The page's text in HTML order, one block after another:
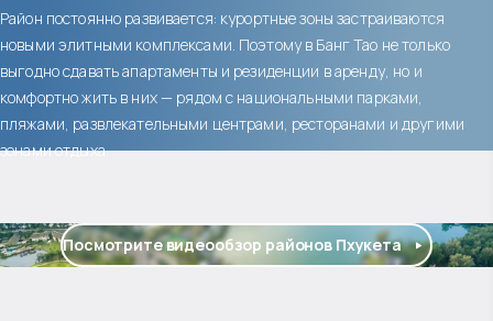
Район постоянно развивается: курортные зоны застраиваются
новыми элитными комплексами. Поэтому в Банг Тао не только
выгодно сдавать апартаменты и резиденции в аренду, но и
комфортно жить в них — рядом с национальными парками,
пляжами, развлекательными центрами, ресторанами и другими
зонами отдыха.
Посмотрите видеообзор районов Пхукета